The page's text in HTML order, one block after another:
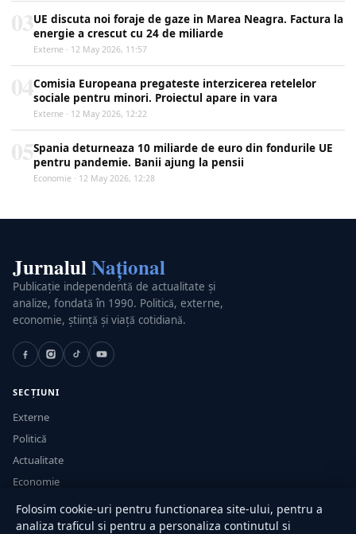
UE discuta noi foraje de gaze in Marea Neagra. Factura la
energie a crescut cu 24 de miliarde
Externe · 12 May 2026, 11:57
Comisia Europeana pregateste interzicerea retelelor
sociale pentru minori. Proiectul apare in vara
Externe · 12 May 2026, 12:22
Spania deturneaza 10 miliarde de euro din fondurile UE
pentru pandemie. Banii ajung la pensii
Economie · 12 May 2026, 12:28
JurnalulNațional
Publicație independentă de actualitate și
analize, fondată în 1990. Politică, externe,
economie, știință și viață cotidiană.
SECȚIUNI
Externe
Politică
Actualitate
Economie
Sănătate
Utile
Folosim cookie-uri pentru functionarea site-ului, pentru a
analiza traficul si pentru a personaliza continutul si